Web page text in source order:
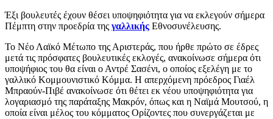
Έξι βουλευτές έχουν θέσει υποψηφιότητα για να εκλεγούν σήμερα
Πέμπτη στην προεδρία της γαλλικής Εθνοσυνέλευσης.
Το Νέο Λαϊκό Μέτωπο της Αριστεράς, που ήρθε πρώτο σε έδρες
μετά τις πρόσφατες βουλευτικές εκλογές, ανακοίνωσε σήμερα ότι
υποψήφιος του θα είναι ο Αντρέ Σασένι, ο οποίος εξελέγη με το
γαλλικό Κομμουνιστικό Κόμμα. Η απερχόμενη πρόεδρος Γιαέλ
Μπραούν-Πιβέ ανακοίνωσε ότι θέτει εκ νέου υποψηφιότητα για
λογαριασμό της παράταξης Μακρόν, όπως και η Ναϊμά Μουτσού, η
οποία είναι μέλος του κόμματος Ορίζοντες που συνεργάζεται με